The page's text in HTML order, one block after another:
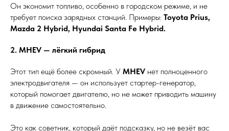
Он экономит топливо, особенно в городском режиме, и не
требует поиска зарядных станций. Примеры: Toyota Prius,
Mazda 2 Hybrid, Hyundai Santa Fe Hybrid.
2. MHEV — лёгкий гибрид
Этот тип ещё более скромный. У MHEV нет полноценного
электродвигателя — он использует стартер-генератор,
который помогает двигателю, но не может приводить машину
в движение самостоятельно.
Это как советник, который даёт подсказку, но не везёт вас